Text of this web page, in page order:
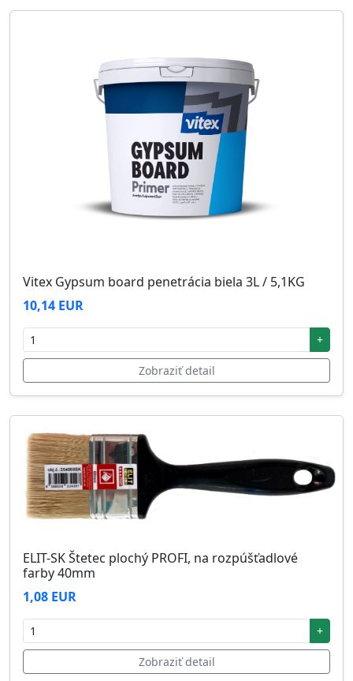
Vitex Gypsum board penetrácia biela 3L / 5,1KG
10,14 EUR
+
Zobraziť detail
ELIT-SK Štetec plochý PROFI, na rozpúšťadlové
farby 40mm
1,08 EUR
+
Zobraziť detail